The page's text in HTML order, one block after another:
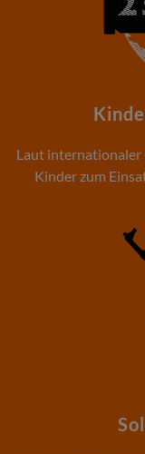
Laut
Kinder zum